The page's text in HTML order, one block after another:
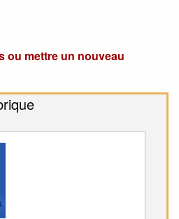
ou mettre un nouveau